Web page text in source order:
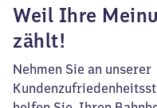
Weil Ihre
zählt!
Nehmen Sie an unserer